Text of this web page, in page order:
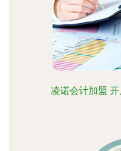
凌诺会计加盟